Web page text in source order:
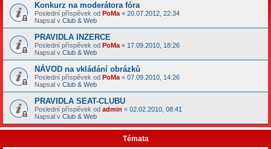
Konkurz na moderátora fóra
Poslední příspěvek od PoMa « 20.07.2012, 22:34
Napsal v Club & Web
PRAVIDLA INZERCE
Poslední příspěvek od PoMa « 17.09.2010, 18:26
Napsal v Club & Web
NÁVOD na vkládání obrázků
Poslední příspěvek od PoMa « 07.09.2010, 14:26
Napsal v Club & Web
PRAVIDLA SEAT-CLUBU
Poslední příspěvek od admin « 02.02.2010, 08:41
Napsal v Club & Web
Témata